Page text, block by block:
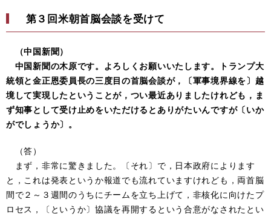
第３回米朝首脳会談を受けて
（中国新聞）
中国新聞の木原です。よろしくお願いいたします。トランプ大
統領と金正恩委員長の三度目の首脳会談が，〔軍事境界線を〕越
境して実現したということが，つい最近ありましたけれども，ま
ず知事として受け止めをいただけるとありがたいんですが〔いか
がでしょうか〕。
（答）
まず，非常に驚きました。〔それ〕で，日本政府によります
と，これは発表というか報道でも流れていますけれども，両首脳
間で２～３週間のうちにチームを立ち上げて，非核化に向けたプ
ロセス，〔というか〕協議を再開するという合意がなされたとい